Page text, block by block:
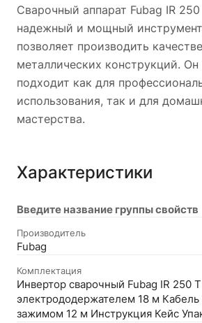
Сварочный аппарат Fubag IR
надежный и мощный
позволяет производить
металлических конструкций. Он
подходит как для
использования, так и для
мастерства.
Характеристики
Введите название группы свойств
Производитель
Fubag
Комплектация
Инвертор сварочный Fubag IR 250
электрододержателем 18 м Кабель
зажимом 12 м Инструкция Кейс